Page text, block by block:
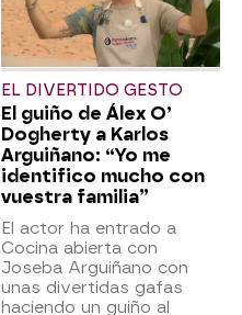
EL DIVERTIDO GESTO
El guiño de Álex O’
Dogherty a Karlos
Arguiñano: “Yo me
identifico mucho con
vuestra familia”
El actor ha entrado a
Cocina abierta con
Joseba Arguiñano con
unas divertidas gafas
haciendo un guiño al